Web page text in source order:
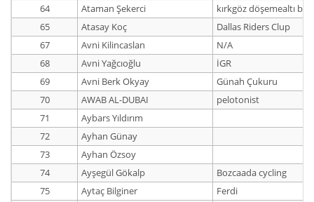
64
Ataman Şekerci
kırkgöz döşemealtı
65
Atasay Koç
Dallas Riders Clup
67
Avni Kilincaslan
N/A
68
Avni Yağcıoğlu
İGR
69
Avni Berk Okyay
Günah Çukuru
70
AWAB AL-DUBAI
pelotonist
71
Aybars Yıldırım
72
Ayhan Günay
73
Ayhan Özsoy
74
Ayşegül Gökalp
Bozcaada cycling
75
Aytaç Bilginer
Ferdi